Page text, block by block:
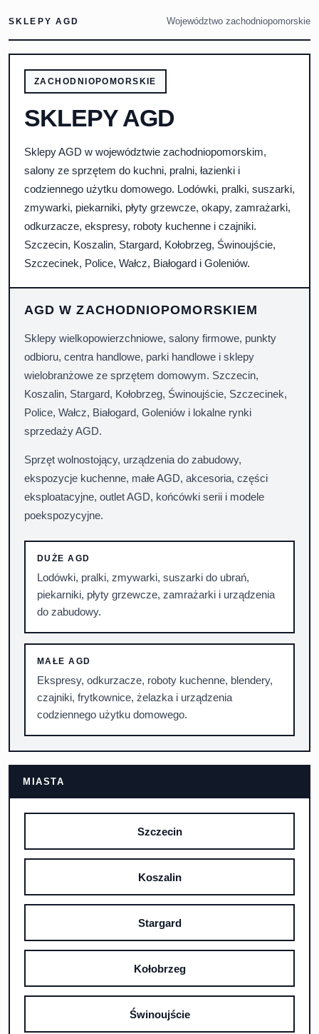
SKLEPY AGD Województwo zachodniopomorskie
ZACHODNIOPOMORSKIE
SKLEPY AGD
Sklepy AGD w województwie zachodniopomorskim,
salony ze sprzętem do kuchni, pralni, łazienki i
codziennego użytku domowego. Lodówki, pralki, suszarki,
zmywarki, piekarniki, płyty grzewcze, okapy, zamrażarki,
odkurzacze, ekspresy, roboty kuchenne i czajniki.
Szczecin, Koszalin, Stargard, Kołobrzeg, Świnoujście,
Szczecinek, Police, Wałcz, Białogard i Goleniów.
AGD W ZACHODNIOPOMORSKIEM
Sklepy wielkopowierzchniowe, salony firmowe, punkty
odbioru, centra handlowe, parki handlowe i sklepy
wielobranżowe ze sprzętem domowym. Szczecin,
Koszalin, Stargard, Kołobrzeg, Świnoujście, Szczecinek,
Police, Wałcz, Białogard, Goleniów i lokalne rynki
sprzedaży AGD.
Sprzęt wolnostojący, urządzenia do zabudowy,
ekspozycje kuchenne, małe AGD, akcesoria, części
eksploatacyjne, outlet AGD, końcówki serii i modele
poekspozycyjne.
DUŻE AGD
Lodówki, pralki, zmywarki, suszarki do ubrań,
piekarniki, płyty grzewcze, zamrażarki i urządzenia
do zabudowy.
MAŁE AGD
Ekspresy, odkurzacze, roboty kuchenne, blendery,
czajniki, frytkownice, żelazka i urządzenia
codziennego użytku domowego.
MIASTA
Szczecin
Koszalin
Stargard
Kołobrzeg
Świnoujście